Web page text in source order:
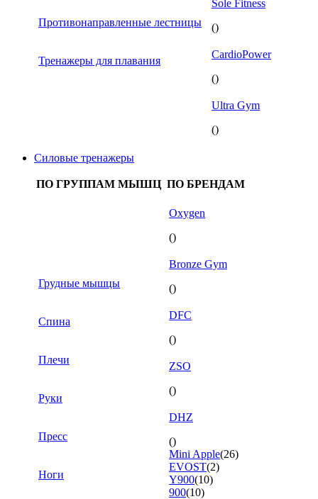
Противонаправленные лестницы
Тренажеры для плавания
Sole Fitness
()
CardioPower
()
Ultra Gym
()
Силовые тренажеры
ПО ГРУППАМ МЫШЦ ПО БРЕНДАМ
Грудные мышцы
Спина
Плечи
Руки
Пресс
Ноги
Oxygen
()
Bronze Gym
()
DFC
()
ZSO
()
DHZ
()
Mini Apple(26)
EVOST(2)
Y900(10)
900(10)